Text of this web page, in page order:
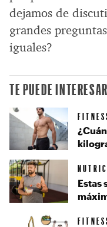
dejamos de
grandes
iguales?
TE PUEDE
Estas